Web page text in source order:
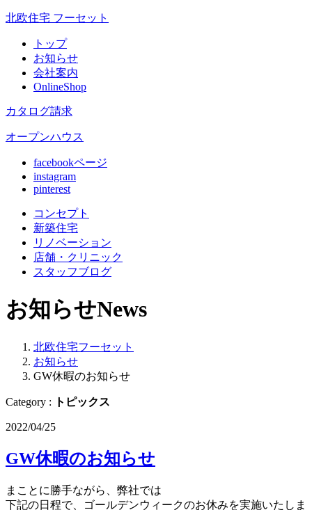
北欧住宅 フーセット
トップ
お知らせ
会社案内
OnlineShop
カタログ請求
オープンハウス
facebookページ
instagram
pinterest
コンセプト
新築住宅
リノベーション
店舗 ・クリニック
スタッフブログ
お知らせNews
北欧住宅フーセット
お知らせ
GW休暇のお知らせ
Category : トピックス
2022/04/25
GW休暇のお知らせ
まことに勝手ながら、弊社では
下記の日程で、ゴールデンウィークのお休みを実施いたしま